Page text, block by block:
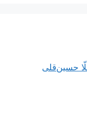
حسین‌قلی